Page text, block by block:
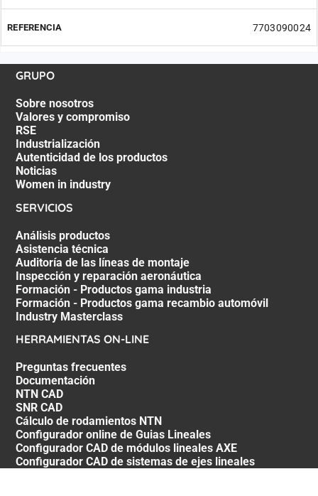
7703090024
GRUPO
Sobre nosotros
Valores y compromiso
RSE
Industrialización
Autenticidad de los productos
Noticias
Women in industry
SERVICIOS
Análisis productos
Asistencia técnica
Auditoría de las líneas de montaje
Inspección y reparación aeronáutica
Formación - Productos gama industria
Formación - Productos gama recambio automóvil
Industry Masterclass
HERRAMIENTAS ON-LINE
Preguntas frecuentes
Documentación
NTN CAD
SNR CAD
Cálculo de rodamientos NTN
Configurador online de Guias Lineales
Configurador CAD de módulos lineales AXE
Configurador CAD de sistemas de ejes lineales